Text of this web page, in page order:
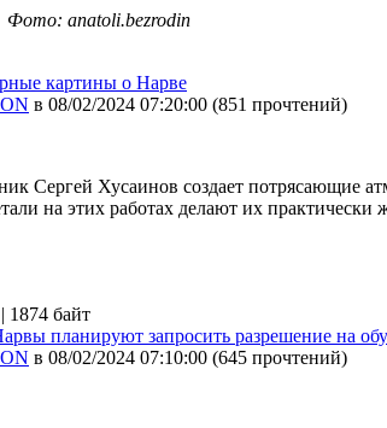
Фото: anatoli.bezrodin
картины о Нарве
в 08/02/2024 07:20:00 (851 прочтений)
Сергей Хусаинов создает потрясающие
на этих работах делают их
| 1874 байт
планируют запросить разрешение на
в 08/02/2024 07:10:00 (645 прочтений)